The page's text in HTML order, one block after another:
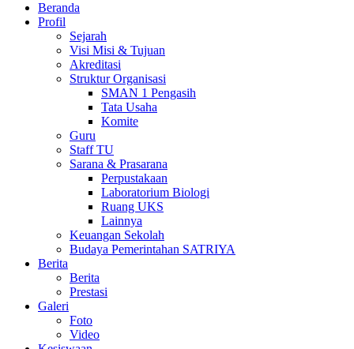
Beranda
Profil
Sejarah
Visi Misi & Tujuan
Akreditasi
Struktur Organisasi
SMAN 1 Pengasih
Tata Usaha
Komite
Guru
Staff TU
Sarana & Prasarana
Perpustakaan
Laboratorium Biologi
Ruang UKS
Lainnya
Keuangan Sekolah
Budaya Pemerintahan SATRIYA
Berita
Berita
Prestasi
Galeri
Foto
Video